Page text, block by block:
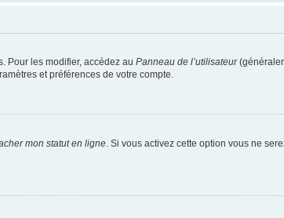
Pour les modifier, accédez au Panneau de l’utilisateur
et préférences de votre compte.
mon statut en ligne . Si vous activez cette option vous ne